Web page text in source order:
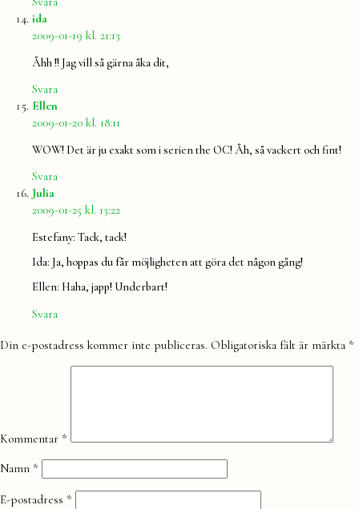
ida
2009-01-19 kl. 21:13
Åhh !! Jag vill så gärna åka dit,
Svara
Ellen
2009-01-20 kl. 18:11
WOW! Det är ju exakt som i serien the OC! Åh, så vackert och fint!
Svara
Julia
2009-01-25 kl. 13:22
Estefany: Tack, tack!
Ida: Ja, hoppas du får möjligheten att göra det någon gång!
Ellen: Haha, japp! Underbart!
Svara
Lämna
Din e-postadress kommer inte publiceras. Obligatoriska fält är märkta *
Kommentar *
Namn *
E-postadress *